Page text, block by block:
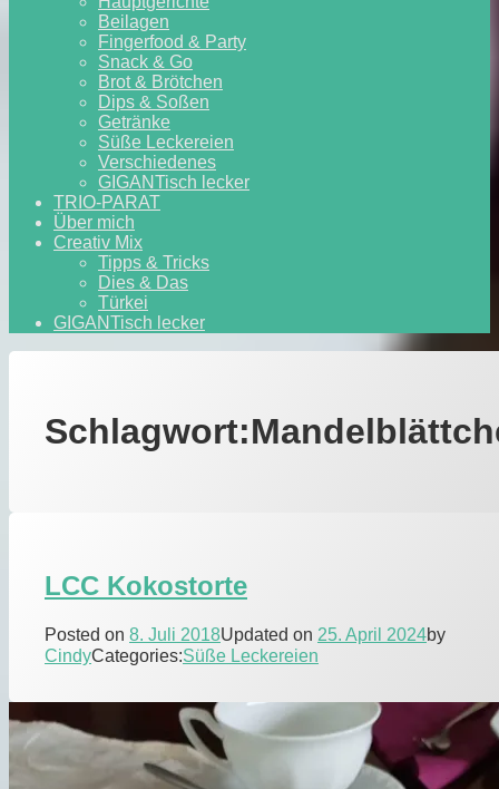
Beilagen
Fingerfood & Party
Snack & Go
Brot & Brötchen
Dips & Soßen
Getränke
Süße Leckereien
Verschiedenes
GIGANTisch lecker
TRIO-PARAT
Über mich
Creativ Mix
Tipps & Tricks
Dies & Das
Türkei
GIGANTisch lecker
Schlagwort:
LCC Kokostorte
Posted on 8. Juli 2018Updated on 25. April 2024by
CindyCategories:Süße Leckereien